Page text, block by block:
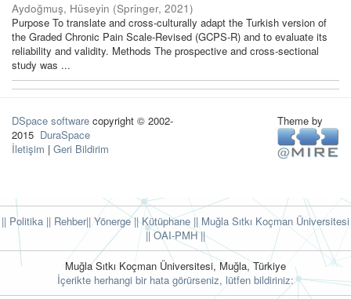
Aydoğmuş, Hüseyin (Springer, 2021)
Purpose To translate and cross-culturally adapt the Turkish version of
the Graded Chronic Pain Scale-Revised (GCPS-R) and to evaluate its
reliability and validity. Methods The prospective and cross-sectional
study was ...
DSpace software copyright © 2002-
2015 DuraSpace
İletişim | Geri Bildirim
Theme by
|| Politika || Rehber|| Yönerge|| Kütüphane || Muğla Sıtkı Koçman Üniversitesi
||OAI-PMH ||
Muğla Sıtkı Koçman Üniversitesi, Muğla, Türkiye
İçerikte herhangi bir hata görürseniz, lütfen bildiriniz: